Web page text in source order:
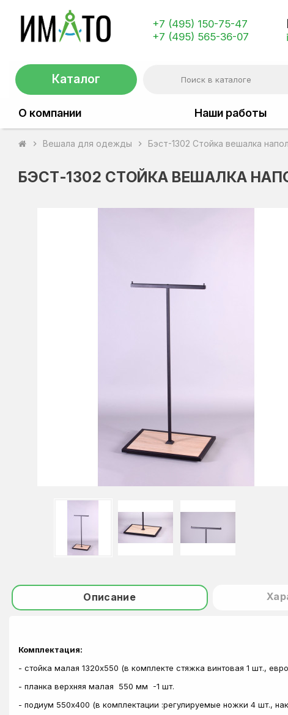
+7 (495) 150-75-47
+7 (495) 565-36-07
Каталог
О компании Наши работы
chevron_right Вешала для одежды chevron_right Бэст-1302 Стойка вешалка
БЭСТ-1302 СТОЙКА ВЕШАЛКА
Описание
Комплектация:
- стойка малая 1320х550 (в комплекте стяжка винтовая 1 шт.,
- планка верхняя малая 550 мм -1 шт.
- подиум 550х400 (в комплектации :регулируемые ножки 4 шт.,